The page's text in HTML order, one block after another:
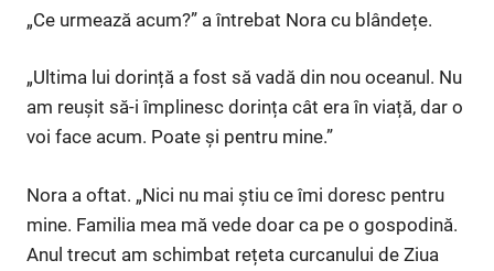
„Ce urmează acum?” a întrebat Nora cu blândețe.
„Ultima lui dorință a fost să vadă din nou oceanul. Nu
am reușit să-i împlinesc dorința cât era în viață, dar o
voi face acum. Poate și pentru mine.”
Nora a oftat. „Nici nu mai știu ce îmi doresc pentru
mine. Familia mea mă vede doar ca pe o gospodină.
Anul trecut am schimbat rețeta curcanului de Ziua